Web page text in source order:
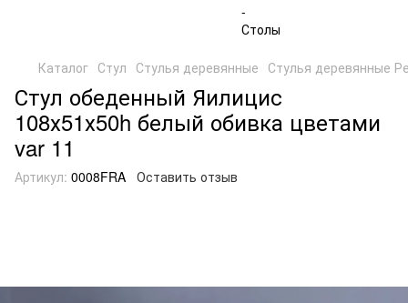
Каталог Стул Стулья деревянные Стулья деревянные
Стул обеденный Яилицис
108х51х50h белый обивка цветами
var 11
Артикул: 0008FRA Оставить отзыв